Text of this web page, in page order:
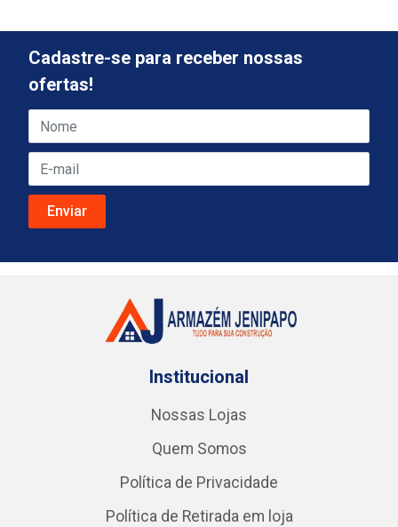
Cadastre-se para receber nossas
ofertas!
Institucional
Nossas Lojas
Quem Somos
Política de Privacidade
Política de Retirada em loja